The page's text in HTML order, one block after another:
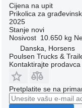
Cijena na upit
Prikolica za
2025
Stanjenovi
Nosivost 10.650 kg
Danska, Horsens
Poulsen Trucks &
Kontaktirajte prodavca
Pretplatite se na